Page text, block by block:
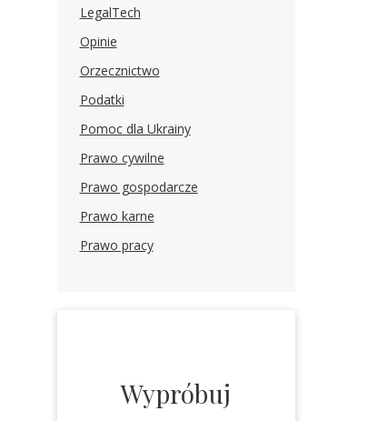
LegalTech
Opinie
Orzecznictwo
Podatki
Pomoc dla Ukrainy
Prawo cywilne
Prawo gospodarcze
Prawo karne
Prawo pracy
Wypróbuj